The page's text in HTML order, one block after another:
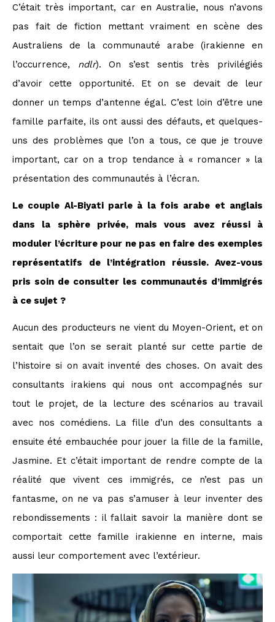
C’était très important, car en Australie, nous n’avons
pas fait de fiction mettant vraiment en scène des
Australiens de la communauté arabe (irakienne en
l’occurrence, ndlr). On s’est sentis très privilégiés
d’avoir cette opportunité. Et on se devait de leur
donner un temps d’antenne égal. C’est loin d’être une
famille parfaite, ils ont aussi des défauts, et quelques-
uns des problèmes que l’on a tous, ce que je trouve
important, car on a trop tendance à « romancer » la
présentation des communautés à l’écran.
Le couple Al-Biyati parle à la fois arabe et anglais
dans la sphère privée, mais vous avez réussi à
moduler l’écriture pour ne pas en faire des exemples
représentatifs de l’intégration réussie. Avez-vous
pris soin de consulter les communautés d’immigrés
à ce sujet ?
Aucun des producteurs ne vient du Moyen-Orient, et on
sentait que l’on se serait planté sur cette partie de
l’histoire si on avait inventé des choses. On avait des
consultants irakiens qui nous ont accompagnés sur
tout le projet, de la lecture des scénarios au travail
avec nos comédiens. La fille d’un des consultants a
ensuite été embauchée pour jouer la fille de la famille,
Jasmine. Et c’était important de rendre compte de la
réalité que vivent ces immigrés, ce n’est pas un
fantasme, on ne va pas s’amuser à leur inventer des
rebondissements : il fallait savoir la manière dont se
comportait cette famille irakienne en interne, mais
aussi leur comportement avec l’extérieur.